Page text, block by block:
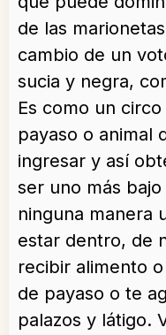
de las
cambio de un
sucia y negra,
Es como un
payaso o animal
ingresar y así
ser uno más
ninguna manera
estar dentro, de
recibir alimento
de payaso o te
palazos y látigo.